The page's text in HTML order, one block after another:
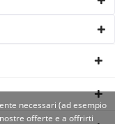
necessari (ad esempio
offerte e a offrirti